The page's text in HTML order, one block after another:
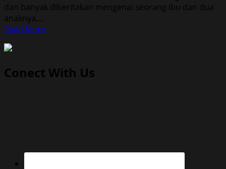
dan banyak diberitakan mengenai seorang ibu dan dua
anaknya,...
Read MoreRead
Alasan
Conect With Us